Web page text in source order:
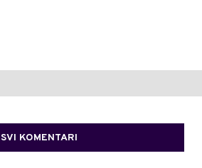
SVI KOMENTARI